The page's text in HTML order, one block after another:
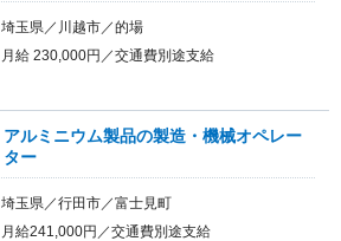
埼玉県／川越市／的場
月給 230,000円／交通費別途支給
アルミニウム製品の製造・機械オペレー
ター
埼玉県／行田市／富士見町
月給241,000円／交通費別途支給